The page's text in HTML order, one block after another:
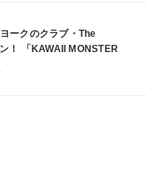
ークのクラブ・The
！ 「KAWAII MONSTER